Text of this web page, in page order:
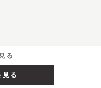
る
見る